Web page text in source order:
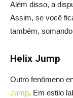
Além disso, a
Assim, se você
também,
Helix Jump
Outro fenômeno
Jump. Em estilo